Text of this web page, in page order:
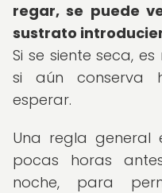
regar, se puede
sustrato
Si se siente seca,
si aún conserva
esperar.
Una regla general
pocas horas
noche, para